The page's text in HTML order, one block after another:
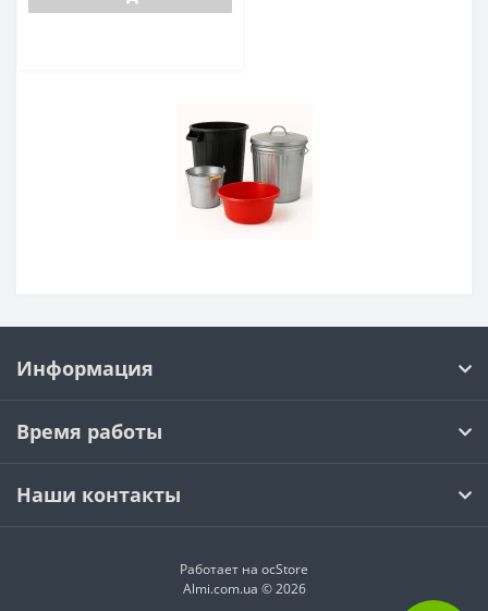
Информация
Время работы
Наши контакты
Работает на ocStore
Almi.com.ua © 2026